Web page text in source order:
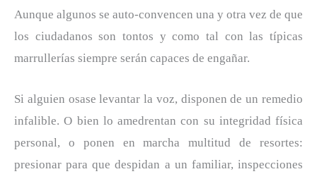
Aunque algunos se auto-convencen una y otra vez de que
los ciudadanos son tontos y como tal con las típicas
marrullerías siempre serán capaces de engañar.
Si alguien osase levantar la voz, disponen de un remedio
infalible. O bien lo amedrentan con su integridad física
personal, o ponen en marcha multitud de resortes:
presionar para que despidan a un familiar, inspecciones